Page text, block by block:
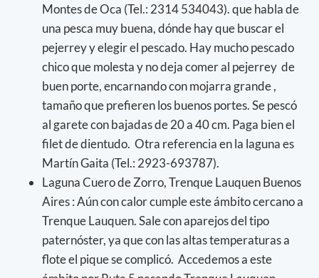
Montes de Oca (Tel.: 2314 534043). que habla de
una pesca muy buena, dónde hay que buscar el
pejerrey y elegir el pescado. Hay mucho pescado
chico que molesta y no deja comer al pejerrey de
buen porte, encarnando con mojarra grande ,
tamaño que prefieren los buenos portes. Se pescó
al garete con bajadas de 20 a 40 cm. Paga bien el
filet de dientudo. Otra referencia en la laguna es
Martín Gaita (Tel.: 2923-693787).
Laguna Cuero de Zorro, Trenque Lauquen Buenos
Aires : Aún con calor cumple este ámbito cercano a
Trenque Lauquen. Sale con aparejos del tipo
paternóster, ya que con las altas temperaturas a
flote el pique se complicó. Accedemos a este